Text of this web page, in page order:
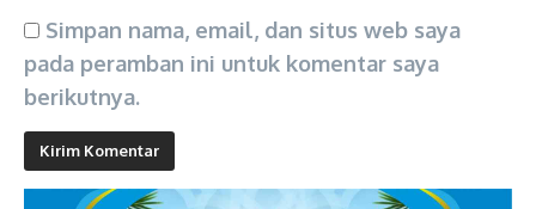
Simpan nama, email, dan situs web saya
pada peramban ini untuk komentar saya
berikutnya.